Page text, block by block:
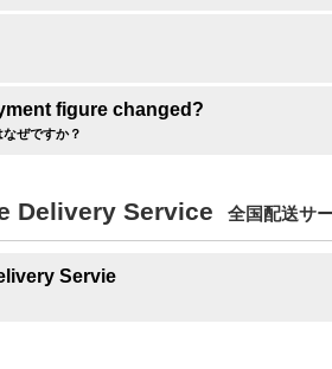
figure changed?
ぜですか？
Delivery Service 全国配送サ
Servie